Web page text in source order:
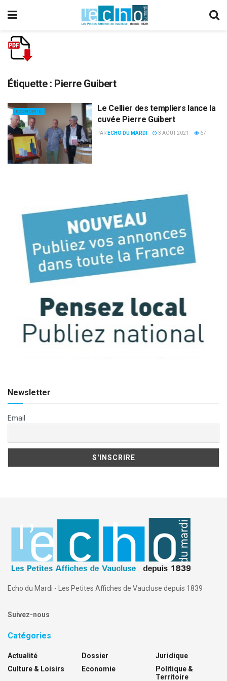
Étiquette : Pierre Guibert
ECONOMIE
Le Cellier des templiers lance la
cuvée Pierre Guibert
PAR ECHO DU MARDI 3 AOÛT 2021 67
Newsletter
Email
Echo du Mardi - Les Petites Affiches de Vaucluse depuis 1839
Suivez-nous
Catégories
Actualité
Culture & Loisirs
Dossier
Economie
Juridique
Politique &
Territoire